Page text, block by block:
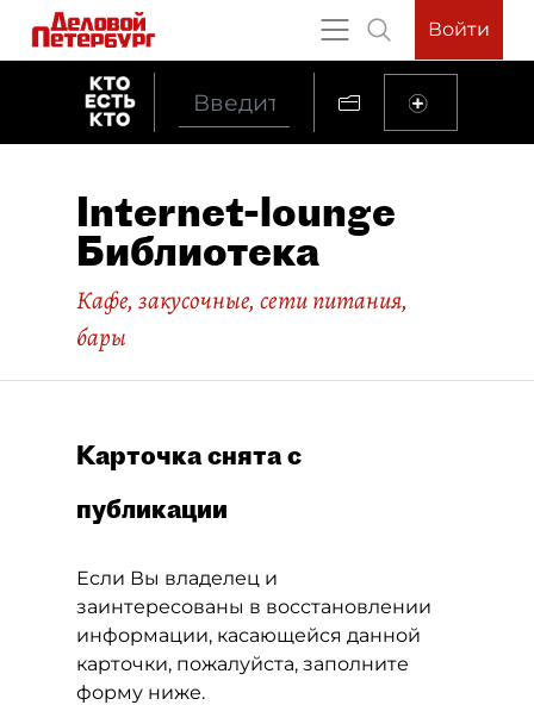
Войти
Internet-lounge
Библиотека
Кафе, закусочные, сети питания,
бары
Карточка снята с
публикации
Если Вы владелец и
заинтересованы в восстановлении
информации, касающейся данной
карточки, пожалуйста, заполните
форму ниже.